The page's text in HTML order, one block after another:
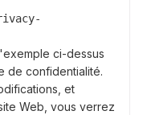
ci-dessus
de confidentialité.
et
Web, vous verrez